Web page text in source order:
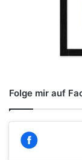
Folge mir auf